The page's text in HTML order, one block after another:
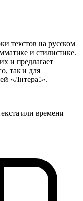
текстов на русском
и стилистике.
и предлагает
так и для
«Литера5».
или времени